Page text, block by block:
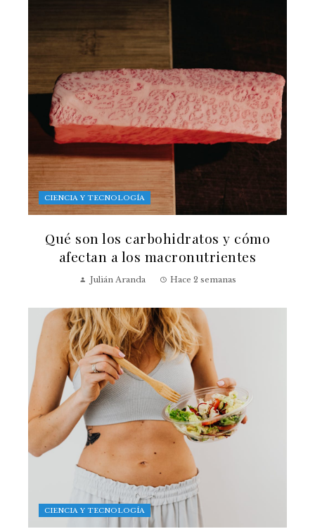
CIENCIA Y TECNOLOGÍA
Qué son los carbohidratos y cómo
afectan a los macronutrientes
Julián Aranda Hace 2 semanas
CIENCIA Y TECNOLOGÍA